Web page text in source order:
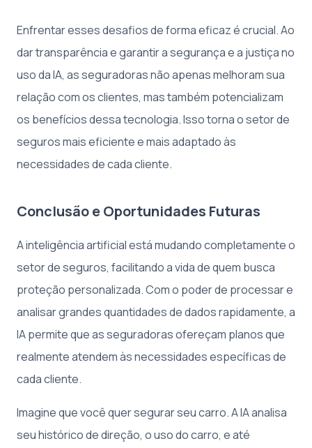
Enfrentar esses desafios de forma eficaz é crucial. Ao
dar transparência e garantir a segurança e a justiça no
uso da IA, as seguradoras não apenas melhoram sua
relação com os clientes, mas também potencializam
os benefícios dessa tecnologia. Isso torna o setor de
seguros mais eficiente e mais adaptado às
necessidades de cada cliente.
Conclusão e Oportunidades Futuras
A inteligência artificial está mudando completamente o
setor de seguros, facilitando a vida de quem busca
proteção personalizada. Com o poder de processar e
analisar grandes quantidades de dados rapidamente, a
IA permite que as seguradoras ofereçam planos que
realmente atendem às necessidades específicas de
cada cliente.
Imagine que você quer segurar seu carro. A IA analisa
seu histórico de direção, o uso do carro, e até